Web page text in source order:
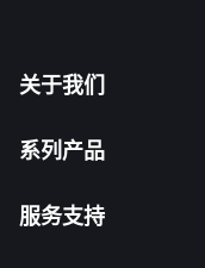
关于我们
系列产品
服务支持